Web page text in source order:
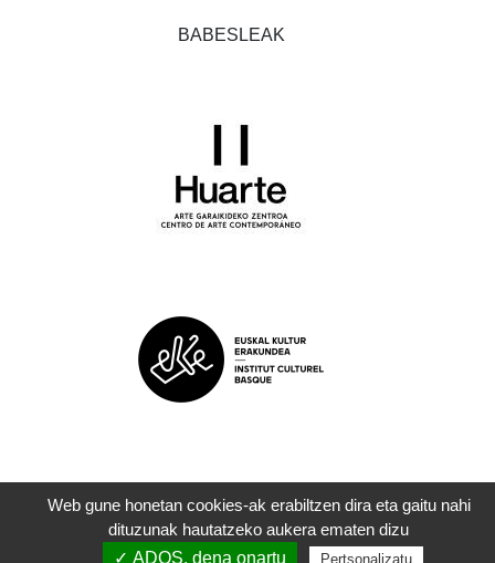
BABESLEAK
©ZAPART|Legezko oharrak | 2022
Web gune honetan cookies-ak erabiltzen dira eta gaitu nahi
dituzunak hautatzeko aukera ematen dizu
✓ ADOS, dena onartu
Pertsonalizatu